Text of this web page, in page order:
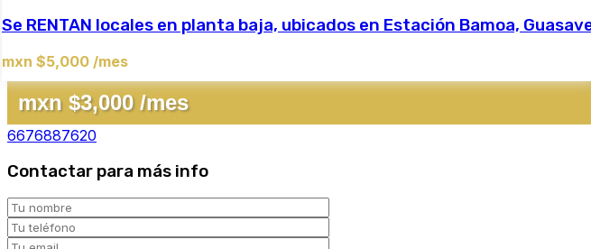
Se RENTAN locales en planta baja, ubicados en Estación Bamoa,
mxn $5,000 /mes
mxn $3,000 /mes
6676887620
Contactar para más info